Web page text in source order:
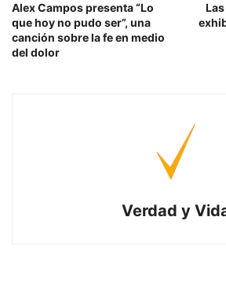
Alex Campos presenta “Lo
que hoy no pudo ser”, una
canción sobre la fe en medio
del dolor
Verdad y